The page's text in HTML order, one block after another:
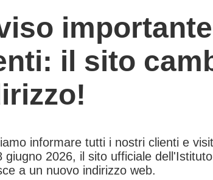
il sito
informare tutti i nostri clienti e
giugno 2026, il sito ufficiale
a un nuovo indirizzo web.